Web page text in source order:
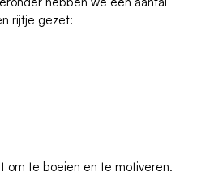
rijtje gezet:
om te boeien en te motiveren.